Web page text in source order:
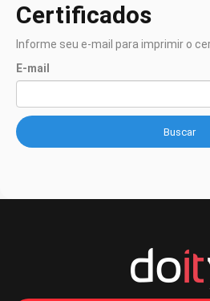
Certificados
Informe seu e-mail para imprimir o
E-mail
Buscar